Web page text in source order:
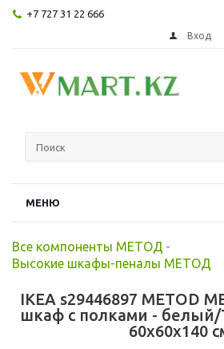
+7 727 31 22 666
Вход
МЕНЮ
Все компоненты МЕТОД -
Высокие шкафы-пеналы МЕТОД
IKEA s29446897 METOD
шкаф с полками - белый/
60x60x140